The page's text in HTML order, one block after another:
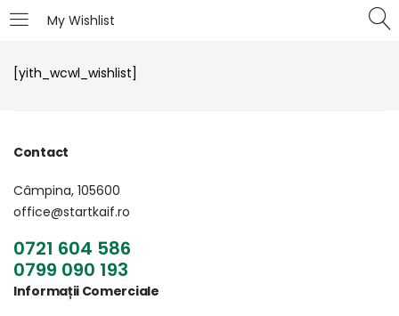
My Wishlist
Îți amintești de mine
[yith_wcwl_wishlist]
Contact
Câmpina, 105600
office@startkaif.ro
0721 604 586
0799 090 193
Informații Comerciale